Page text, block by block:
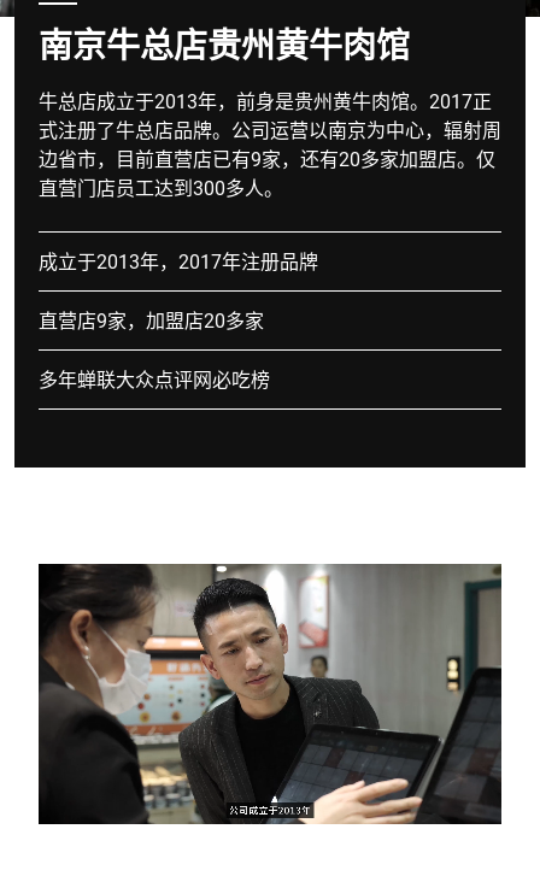
南京牛总店贵州黄牛肉馆
牛总店成立于2013年，前身是贵州黄牛肉馆。2017正
式注册了牛总店品牌。公司运营以南京为中心，辐射周
边省市，目前直营店已有9家，还有20多家加盟店。仅
直营门店员工达到300多人。
成立于2013年，2017年注册品牌
直营店9家，加盟店20多家
多年蝉联大众点评网必吃榜